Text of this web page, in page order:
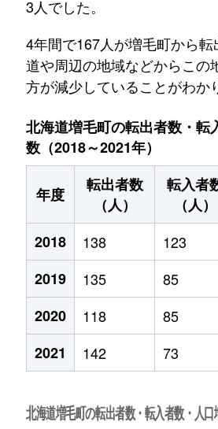
3人でした。
4年間で167人が増毛町から
道や周辺の地域などからこの
方が減少していることがわか
北海道増毛町の転出者数・転
数（2018～2021年）
年度
転出者数
（人）
転入者
（人）
2018
138 123
2019
135 85
2020
118 85
2021
142 73